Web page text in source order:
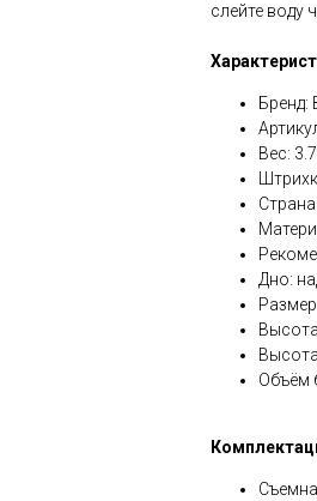
слейте воду
Бренд:
Вес:
Дно:
Объём